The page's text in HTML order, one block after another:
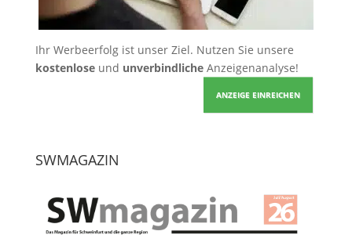
Ihr Werbeerfolg ist unser Ziel. Nutzen Sie unsere
kostenloseund unverbindlicheAnzeigenanalyse!
ANZEIGE EINREICHEN
SWMAGAZIN